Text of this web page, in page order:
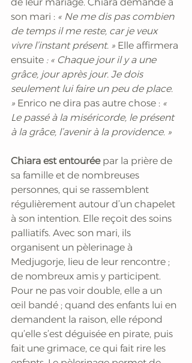
de leur mariage. Chiara demande à
son mari : « Ne me dis pas combien
de temps il me reste, car je veux
vivre l’instant présent. » Elle affirmera
ensuite : « Chaque jour il y a une
grâce, jour après jour. Je dois
seulement lui faire un peu de place.
» Enrico ne dira pas autre chose : «
Le passé à la miséricorde, le présent
à la grâce, l’avenir à la providence. »
Chiara est entourée par la prière de
sa famille et de nombreuses
personnes, qui se rassemblent
régulièrement autour d’un chapelet
à son intention. Elle reçoit des soins
palliatifs. Avec son mari, ils
organisent un pèlerinage à
Medjugorje, lieu de leur rencontre ;
de nombreux amis y participent.
Pour ne pas voir double, elle a un
œil bandé ; quand des enfants lui en
demandent la raison, elle répond
qu’elle s’est déguisée en pirate, puis
fait une grimace, ce qui fait rire les